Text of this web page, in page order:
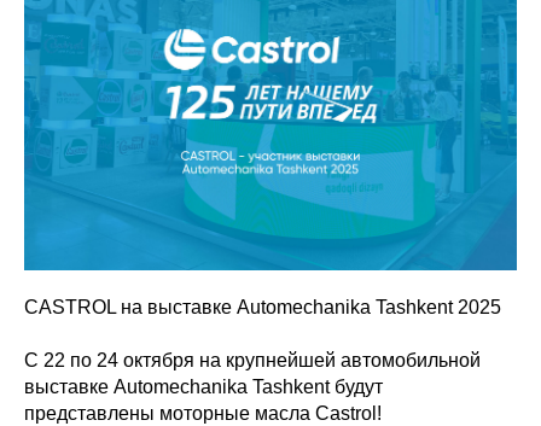
CASTROL на выставке Automechanika Tashkent 2025
С 22 по 24 октября на крупнейшей автомобильной
выставке Automechanika Tashkent будут
представлены моторные масла Castrol!